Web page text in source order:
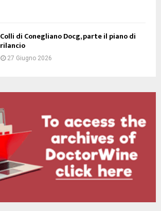
Colli di Conegliano Docg, parte il piano di
rilancio
27 Giugno 2026